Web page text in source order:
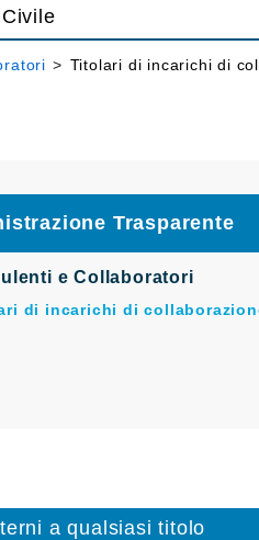
> Titolari di incarichi di
Trasparente
e Collaboratori
di incarichi di
a qualsiasi titolo